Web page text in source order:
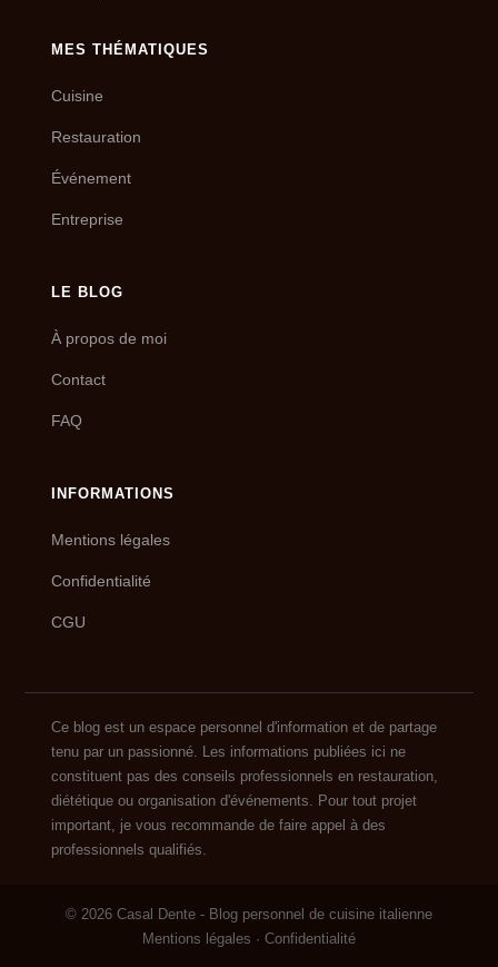
MES THÉMATIQUES
Cuisine
Restauration
Événement
Entreprise
LE BLOG
À propos de moi
Contact
FAQ
INFORMATIONS
Mentions légales
Confidentialité
CGU
Ce blog est un espace personnel d'information et de partage
tenu par un passionné. Les informations publiées ici ne
constituent pas des conseils professionnels en restauration,
diététique ou organisation d'événements. Pour tout projet
important, je vous recommande de faire appel à des
professionnels qualifiés.
© 2026 Casal Dente - Blog personnel de cuisine italienne
Mentions légales · Confidentialité